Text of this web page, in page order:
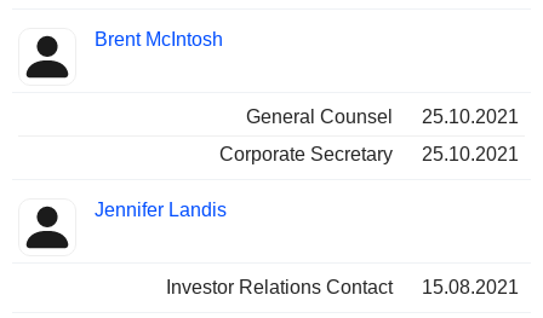
Brent McIntosh
General Counsel
25.10.2021
Corporate Secretary
25.10.2021
Jennifer Landis
Investor Relations Contact 15.08.2021